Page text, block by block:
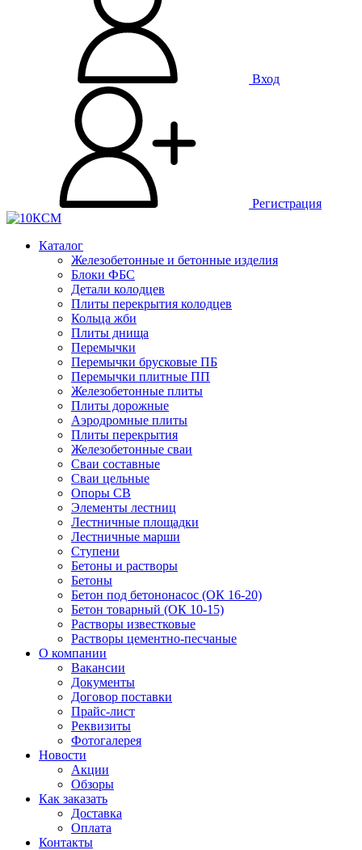
Вход
Регистрация
Каталог
Железобетонные и бетонные изделия
Блоки ФБС
Детали колодцев
Плиты перекрытия колодцев
Кольца жби
Плиты днища
Перемычки
Перемычки брусковые ПБ
Перемычки плитные ПП
Железобетонные плиты
Плиты дорожные
Аэродромные плиты
Плиты перекрытия
Железобетонные сваи
Сваи составные
Сваи цельные
Опоры СВ
Элементы лестниц
Лестничные площадки
Лестничные марши
Ступени
Бетоны и растворы
Бетоны
Бетон под бетононасос (ОК 16-20)
Бетон товарный (ОК 10-15)
Растворы известковые
Растворы цементно-песчаные
О компании
Вакансии
Документы
Договор поставки
Прайс-лист
Реквизиты
Фотогалерея
Новости
Акции
Обзоры
Как заказать
Доставка
Оплата
Контакты